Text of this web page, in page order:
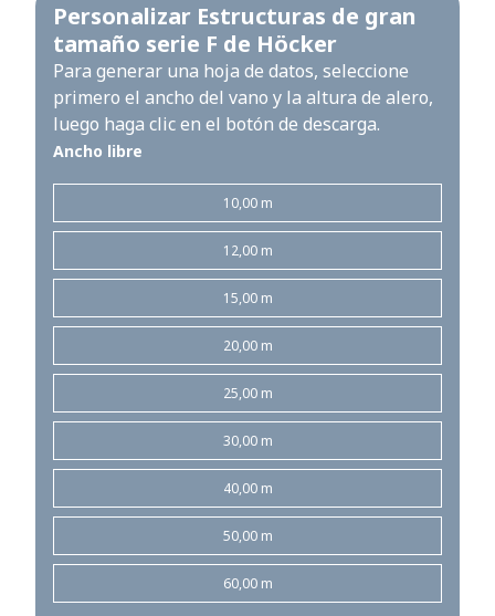
Personalizar Estructuras de gran
tamaño serie F de Höcker
Para generar una hoja de datos, seleccione
primero el ancho del vano y la altura de alero,
luego haga clic en el botón de descarga.
Ancho libre
10,00 m
12,00 m
15,00 m
20,00 m
25,00 m
30,00 m
40,00 m
50,00 m
60,00 m